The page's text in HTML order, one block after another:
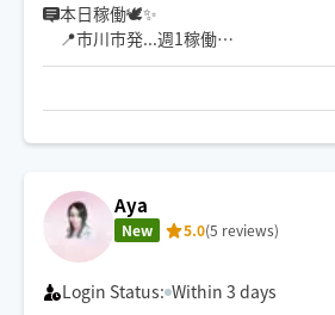
本日稼働🕊️✨
📍市川市発...週1稼働
対応エリア⇨総武線🚃:飯田橋駅↔津
⚠️対応エリア外は必ずリクエスト
いいたします🌱
時間調整、空き確認はお問い合わせ
🌼確認事項🌼
・最寄り駅から徒歩15分以上、また
でお断りさせて頂く場合があります。
・妊娠されている方やその可能性が
て頂いております。
Aya
New 5.0(5 reviews)
Login Status: Within 3 days